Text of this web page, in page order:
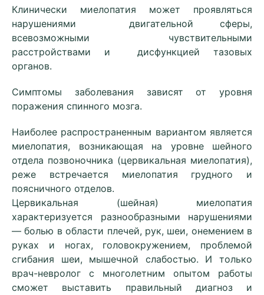
Клинически миелопатия может проявляться
нарушениями двигательной сферы,
всевозможными чувствительными
расстройствами и дисфункцией тазовых
органов.
Симптомы заболевания зависят от уровня
поражения спинного мозга.
Наиболее распространенным вариантом является
миелопатия, возникающая на уровне шейного
отдела позвоночника (цервикальная миелопатия),
реже встречается миелопатия грудного и
поясничного отделов.
Цервикальная (шейная) миелопатия
характеризуется разнообразными нарушениями
— болью в области плечей, рук, шеи, онемением в
руках и ногах, головокружением, проблемой
сгибания шеи, мышечной слабостью. И только
врач-невролог с многолетним опытом работы
сможет выставить правильный диагноз и